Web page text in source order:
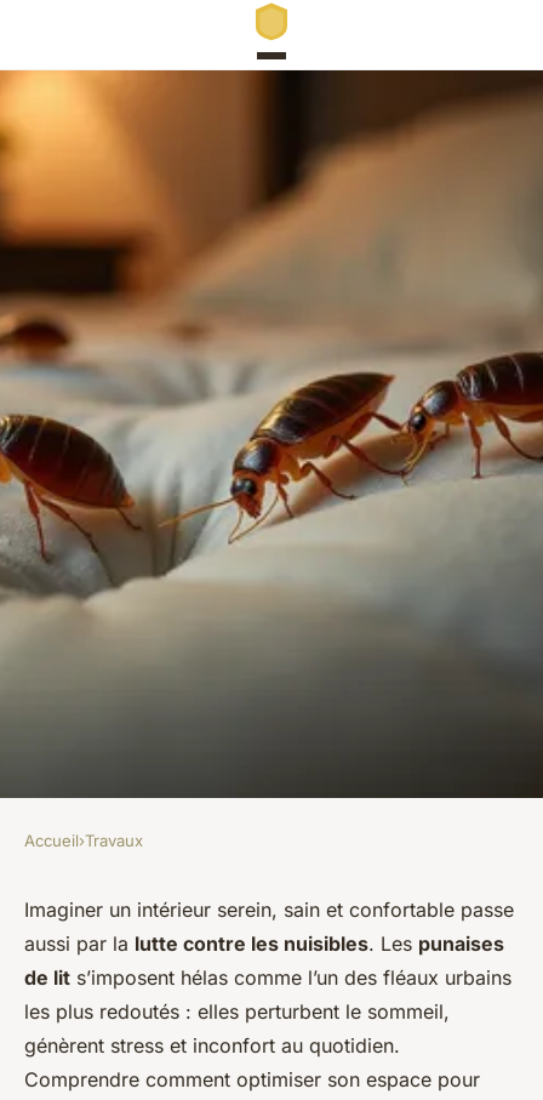
Punaises de lit : guide complet
pour une désinsectisation
efficace chez soi
Charles•5 février 2026•5 min de lecture
Accueil›Travaux
Imaginer un intérieur serein, sain et confortable passe
aussi par la lutte contre les nuisibles. Les punaises
de lit s’imposent hélas comme l’un des fléaux urbains
les plus redoutés : elles perturbent le sommeil,
génèrent stress et inconfort au quotidien.
Comprendre comment optimiser son espace pour